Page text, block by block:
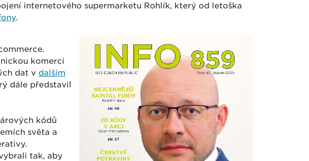
internetového supermarketu Rohlík, který od letoška
.
komerci
dat v dalším
dále představil
kódů
světa a
tak, aby